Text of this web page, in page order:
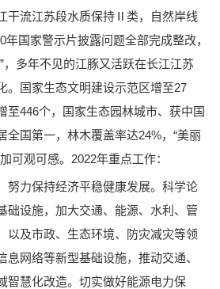
干流江苏段水质保持Ⅱ类，自然岸线
年国家警示片披露问题全部完成整改，
，多年不见的江豚又活跃在长江江苏
。国家生态文明建设示范区增至27
至446个，国家生态园林城市、获中国
全国第一，林木覆盖率达24%，“美丽
可观可感。2022年重点工作：
努力保持经济平稳健康发展。科学论
础设施，加大交通、能源、水利、管
以及市政、生态环境、防灾减灾等领
息网络等新型基础设施，推动交通、
智慧化改造。切实做好能源电力保